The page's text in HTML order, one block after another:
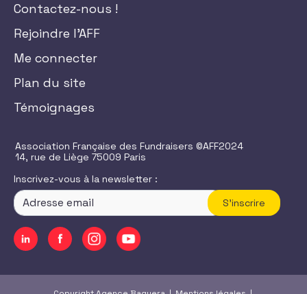
Contactez-nous !
Rejoindre l'AFF
Me connecter
Plan du site
Témoignages
Association Française des Fundraisers ©AFF2024
14, rue de Liège 75009 Paris
Inscrivez-vous à la newsletter :
S'inscrire